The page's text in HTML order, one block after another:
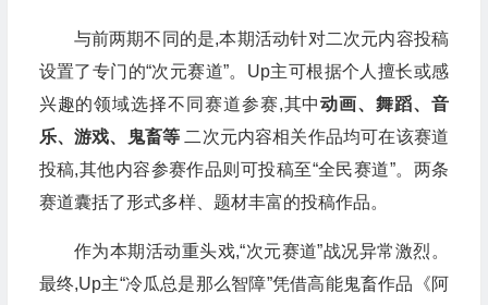
与前两期不同的是,本期活动针对二次元内容投稿
设置了专门的“次元赛道”。Up主可根据个人擅长或感
兴趣的领域选择不同赛道参赛,其中动画、舞蹈、音
乐、游戏、鬼畜等 二次元内容相关作品均可在该赛道
投稿,其他内容参赛作品则可投稿至“全民赛道”。两条
赛道囊括了形式多样、题材丰富的投稿作品。
作为本期活动重头戏,“次元赛道”战况异常激烈。
最终,Up主“冷瓜总是那么智障”凭借高能鬼畜作品《阿